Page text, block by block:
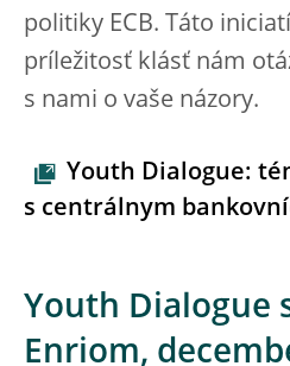
politiky ECB. Táto
príležitosť klásť nám
s nami o vaše názory.
Youth Dialogue:
s centrálnym
Youth Dialogue
Enriom,